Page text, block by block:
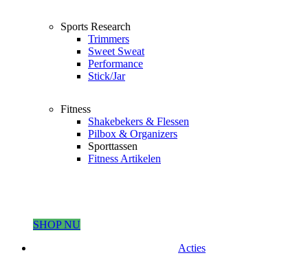
Sports Research
Trimmers
Sweet Sweat
Performance
Stick/Jar
Fitness
Shakebekers & Flessen
Pilbox & Organizers
Sporttassen
Fitness Artikelen
SHOP NU
Acties